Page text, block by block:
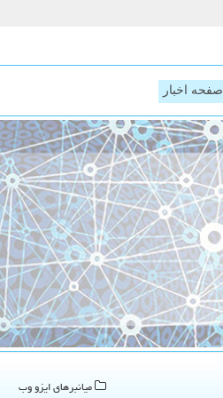
صفحه اخبار
میانبرهای ایزو وب